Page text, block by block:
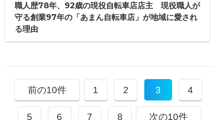
職人歴78年、92歳の現役自転車店店主 現役職人が
守る創業97年の「あまん自転車店」が地域に愛され
る理由
前の10件 1 2 3 4
5 6 7 8 次の10件